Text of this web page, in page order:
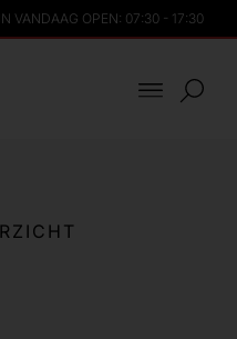
VANDAAG OPEN: 07:30 - 17:30